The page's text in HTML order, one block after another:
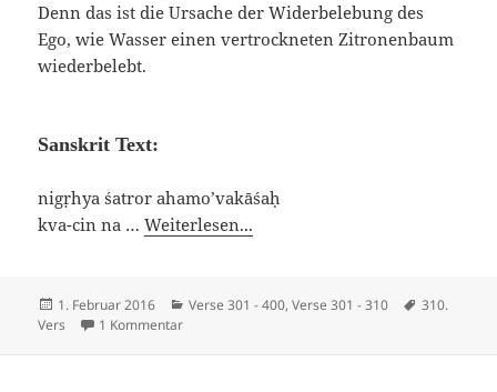
Denn das ist die Ursache der Widerbelebung des
Ego, wie Wasser einen vertrockneten Zitronenbaum
wiederbelebt.
Sanskrit Text:
nigṛhya śatror ahamo’vakāśaḥ
kva-cin na …Weiterlesen...
Veröffentlicht
am
1. Februar 2016 Kategorien
Verse 301 - 400,Verse 301 - 310
310.
Vers
1 Kommentarzu Viveka Chudamani – Vers 310